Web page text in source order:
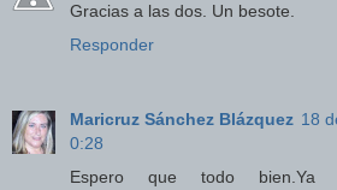
Gracias a las dos. Un besote.
Responder
Maricruz Sánchez Blázquez 18
0:28
Espero que todo bien.Ya